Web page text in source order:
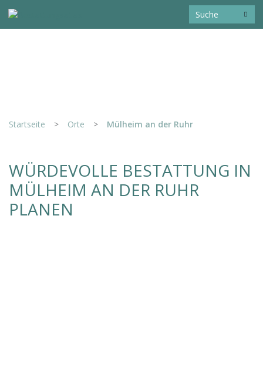
Startseite > Orte > Mülheim an der Ruhr
WÜRDEVOLLE BESTATTUNG IN
MÜLHEIM AN DER RUHR
PLANEN